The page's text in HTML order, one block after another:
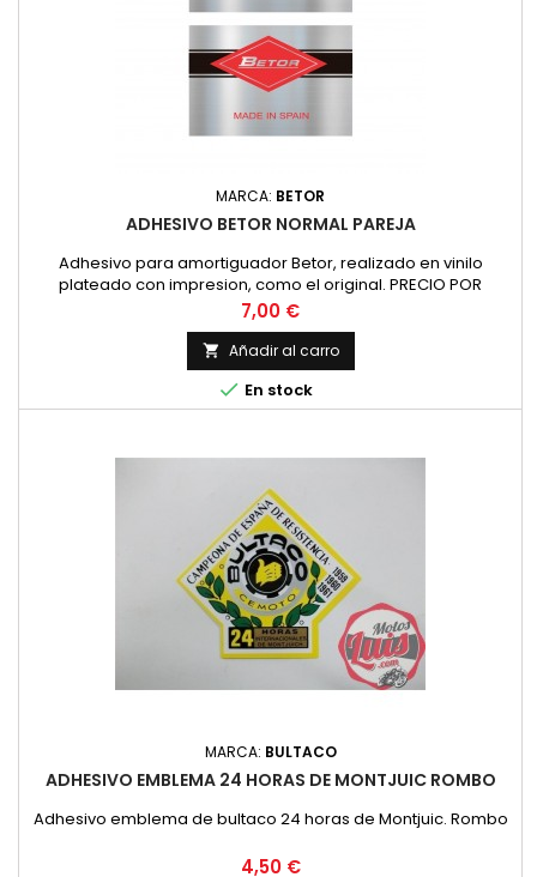
MARCA: BETOR
ADHESIVO BETOR NORMAL PAREJA
Adhesivo para amortiguador Betor, realizado en vinilo
plateado con impresion, como el original. PRECIO POR
PAREJA
Precio
7,00 €
 Añadir al carro
 En stock
MARCA: BULTACO
ADHESIVO EMBLEMA 24 HORAS DE MONTJUIC ROMBO
Adhesivo emblema de bultaco 24 horas de Montjuic. Rombo
Precio
4,50 €